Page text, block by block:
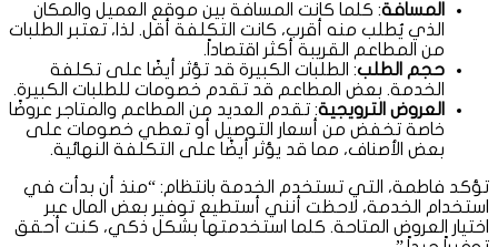
المسافة: كلما كانت المسافة بين موقع العميل والمكان
الذي يُطلب منه أقرب، كانت التكلفة أقل. لذا، تعتبر الطلبات
من المطاعم القريبة أكثر اقتصاداً.
حجم الطلب: الطلبات الكبيرة قد تؤثر أيضًا على تكلفة
الخدمة. بعض المطاعم قد تقدم خصومات للطلبات الكبيرة.
العروض الترويجية: تقدم العديد من المطاعم والمتاجر عروضًا
خاصة تخفض من أسعار التوصيل أو تعطي خصومات على
بعض الأصناف، مما قد يؤثر أيضًا على التكلفة النهائية.
تؤكد فاطمة، التي تستخدم الخدمة بانتظام: “منذ أن بدأت في
استخدام الخدمة، لاحظت أنني أستطيع توفير بعض المال عبر
اختيار العروض المتاحة. كلما استخدمتها بشكل ذكي، كنت أحقق